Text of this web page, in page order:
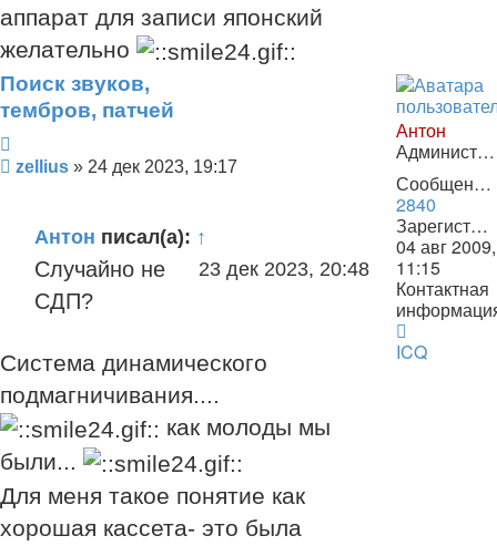
аппарат для записи японский
желательно
Поиск звуков,
тембров, патчей
Сообщение
zellius » 24 дек 2023, 19:17
Антон писал(а): ↑
23 дек 2023, 20:48
Случайно не
СДП?
Система динамического
подмагничивания....
как молоды мы
были...
Для меня такое понятие как
хорошая кассета- это была
Антон
Администратор
Сообщения:
2840
Зарегистрирован:
04 авг 2009,
11:15
Контактная
ICQ